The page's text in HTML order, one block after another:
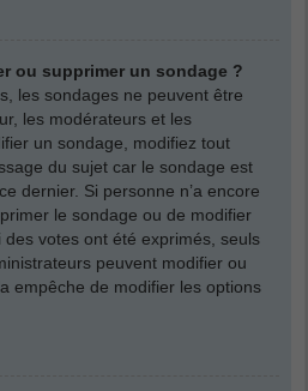
ou supprimer un sondage ?
les sondages ne peuvent être
les modérateurs et les
un sondage, modifiez tout
du sujet car le sondage est
dernier. Si personne n’a encore
le sondage ou de modifier
votes ont été exprimés, seuls
peuvent modifier ou
empêche de modifier les options